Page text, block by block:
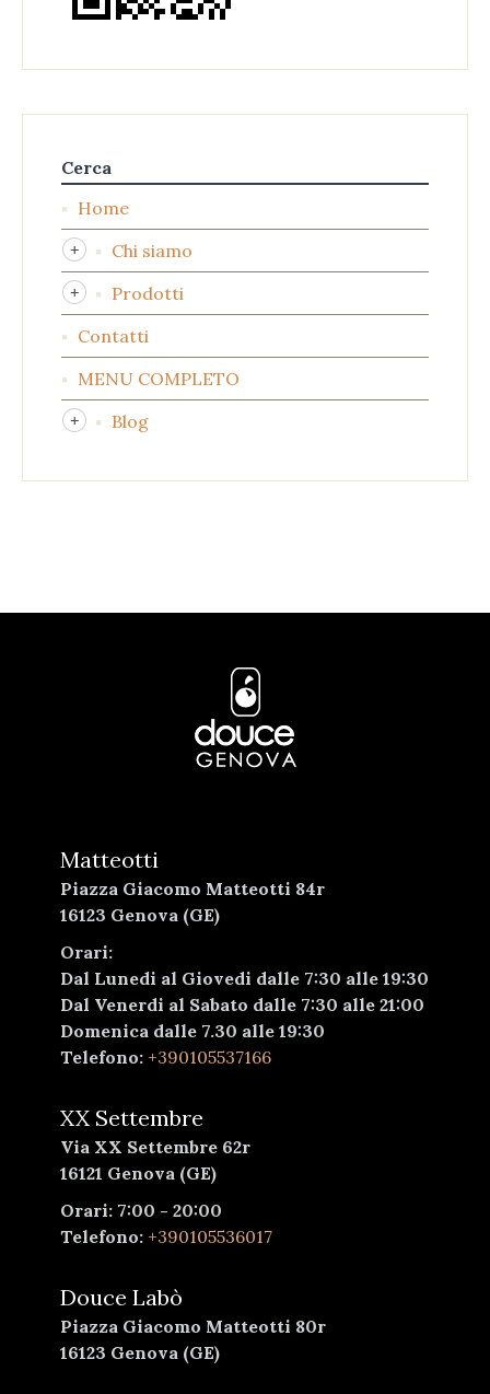
Cerca
Home
Chi siamo
Prodotti
Contatti
MENU COMPLETO
Blog
Matteotti
Piazza Giacomo Matteotti 84r
16123 Genova (GE)
Orari:
Dal Lunedi al Giovedi dalle 7:30 alle 19:30
Dal Venerdi al Sabato dalle 7:30 alle 21:00
Domenica dalle 7.30 alle 19:30
Telefono: +390105537166
XX Settembre
Via XX Settembre 62r
16121 Genova (GE)
Orari: 7:00 - 20:00
Telefono: +390105536017
Douce Labò
Piazza Giacomo Matteotti 80r
16123 Genova (GE)